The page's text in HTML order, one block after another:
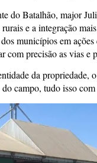
do Batalhão, major
e a integração
municípios em
com precisão as vias
da propriedade,
campo, tudo isso